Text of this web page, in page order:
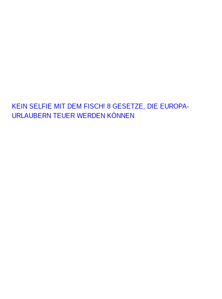
KEIN SELFIE MIT DEM FISCH! 8 GESETZE, DIE EUROPA-
URLAUBERN TEUER WERDEN KÖNNEN